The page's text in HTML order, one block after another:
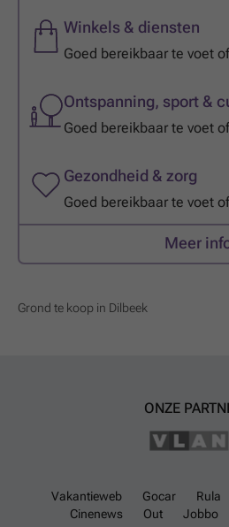
Winkels & diensten
Goed bereikbaar te voet
Ontspanning, sport &
Goed bereikbaar te voet
Gezondheid & zorg
Goed bereikbaar te voet
Meer
Grond te koop in Dilbeek
ONZE
Vakantieweb Gocar Rula
Cinenews
Out Jobbo